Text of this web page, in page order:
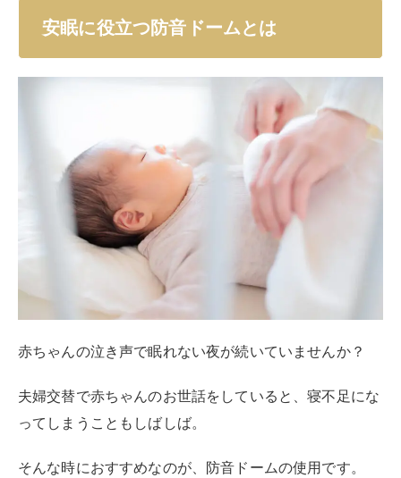
安眠に役立つ防音ドームとは
赤ちゃんの泣き声で眠れない夜が続いていませんか？
夫婦交替で赤ちゃんのお世話をしていると、寝不足にな
ってしまうこともしばしば。
そんな時におすすめなのが、防音ドームの使用です。